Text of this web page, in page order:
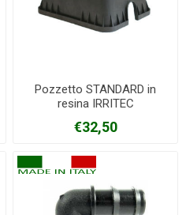
Pozzetto STANDARD in
resina IRRITEC
€32,50